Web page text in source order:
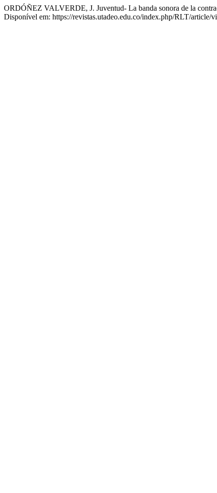
ORDÓÑEZ VALVERDE, J. Juventud- La banda sonora de la
Disponível em: https://revistas.utadeo.edu.co/index.php/RLT/article/